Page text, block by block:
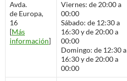
Avda.
de Europa,
16
[Más
información]
Viernes: de 20:00 a
00:00
Sábado: de 12:30 a
16:30 y de 20:00 a
00:00
Domingo: de 12:30 a
16:30 y de 20:00 a
00:00